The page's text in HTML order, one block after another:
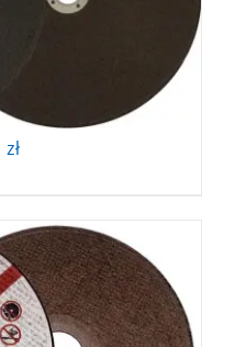
zł